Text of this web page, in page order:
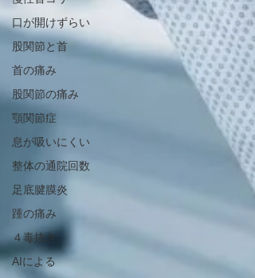
口が開けずらい
股関節と首
首の痛み
股関節の痛み
顎関節症
息が吸いにくい
整体の通院回数
足底腱膜炎
踵の痛み
４毒抜き
AIによる